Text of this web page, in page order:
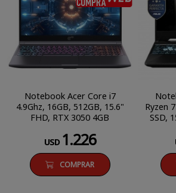
Notebook Acer Core i7
4.9Ghz, 16GB, 512GB, 15.6"
FHD, RTX 3050 4GB
USD 1.226
COMPRAR
Ryzen
SSD,